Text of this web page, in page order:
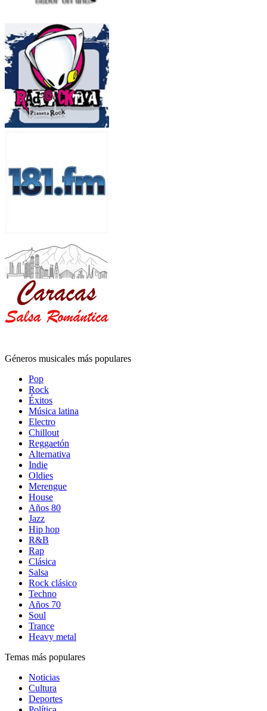
Géneros musicales más populares
Pop
Rock
Éxitos
Música latina
Electro
Chillout
Reggaetón
Alternativa
Indie
Oldies
Merengue
House
Años 80
Jazz
Hip hop
R&B
Rap
Clásica
Salsa
Rock clásico
Techno
Años 70
Soul
Trance
Heavy metal
Temas más populares
Noticias
Cultura
Deportes